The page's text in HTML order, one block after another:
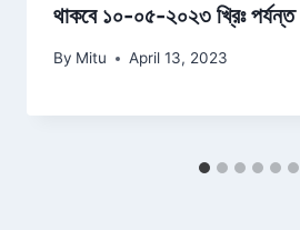
থাকবে ১০-০৫-২০২৩ খ্রিঃ পর্যন্ত
By Mitu April 13, 2023